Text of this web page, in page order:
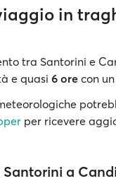
in
tra Santorini e
e quasi 6 ore con
per ricevere
a